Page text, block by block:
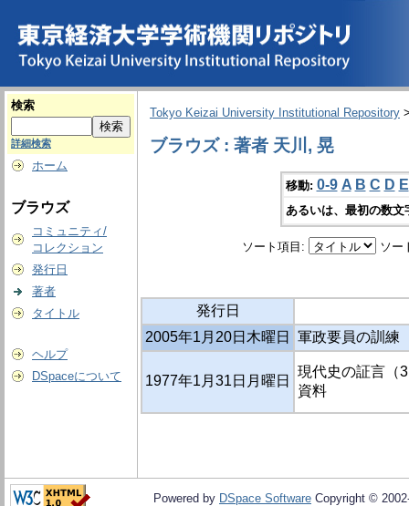
検索
詳細検索
ホーム
ブラウズ
コミュニティ/
コレクション
発行日
著者
タイトル
ヘルプ
DSpaceについて
Tokyo Keizai University Institutional Repository
ブラウズ : 著者 天川, 晃
移動: 0-9 A B C D E
あるいは、最初の数
ソート項目: ソー
発行日
2005年1月20日木曜日
軍政要員の訓練
1977年1月31日月曜日
現代史の証言（
資料
Powered by DSpace Software Copyright ©